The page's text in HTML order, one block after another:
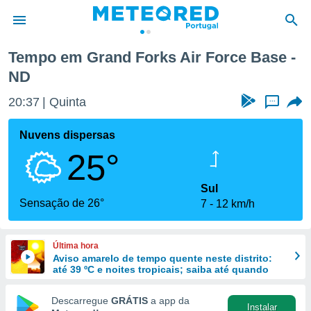
da
foi
para
fornecidas
e
forma
Tempo em Grand Forks Air Force Base -
ND
20:37 Quinta ...
Nuvens dispersas
25°
Sensação de 26°
Sul
7
12 km/h
Última hora
Aviso amarelo de tempo quente neste distrito:
até 39 ºC e noites tropicais; saiba até quando
Descarregue GRÁTIS a app da
Instalar